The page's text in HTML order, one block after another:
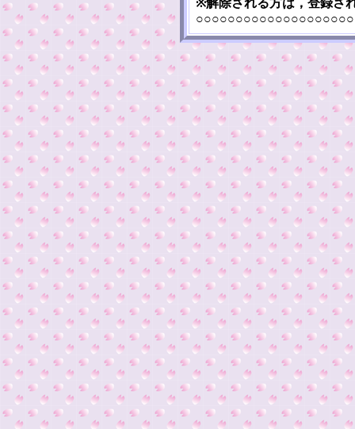
※解除される方は，登録さ